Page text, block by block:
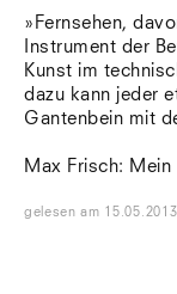
»Fernsehen,
Instrument der
Kunst im
dazu kann jeder
Gantenbein mit
Max Frisch:
gelesen am 15.05.2013